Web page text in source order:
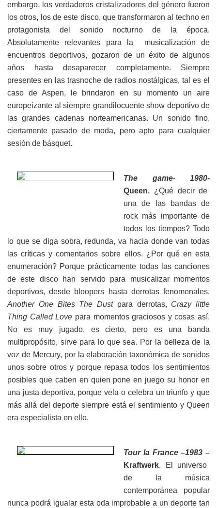
embargo, los verdaderos cristalizadores del género fueron
los otros, los de este disco, que transformaron al techno en
protagonista del sonido nocturno de la época.
Absolutamente relevantes para la musicalización de
encuentros deportivos, gozaron de un éxito de algunos
años hasta desaparecer completamente. Siempre
presentes en las trasnoche de radios nostálgicas, tal es el
caso de Aspen, le brindaron en su momento un aire
europeizante al siempre grandilocuente show deportivo de
las grandes cadenas norteamericanas. Un sonido fino,
ciertamente pasado de moda, pero apto para cualquier
sesión de básquet.
The game- 1980-
Queen. ¿Qué decir de
una de las bandas de
rock más importante de
todos los tiempos? Todo
lo que se diga sobra, redunda, va hacia donde van todas
las críticas y comentarios sobre ellos. ¿Por qué en esta
enumeración? Porque prácticamente todas las canciones
de este disco han servido para musicalizar momentos
deportivos, desde bloopers hasta derrotas fenomenales.
Another One Bites The Dustpara derrotas, Crazy little
Thing Called Love para momentos graciosos y cosas así.
No es muy jugado, es cierto, pero es una banda
multipropósito, sirve para lo que sea. Por la belleza de la
voz de Mercury, por la elaboración taxonómica de sonidos
unos sobre otros y porque repasa todos los sentimientos
posibles que caben en quien pone en juego su honor en
una justa deportiva, porque vela o celebra un triunfo y que
más allá del deporte siempre está el sentimiento y Queen
era especialista en ello.
Tour la France –1983 –
Kraftwerk. El universo
de la música
contemporánea popular
nunca podrá igualar esta oda improbable a un deporte tan